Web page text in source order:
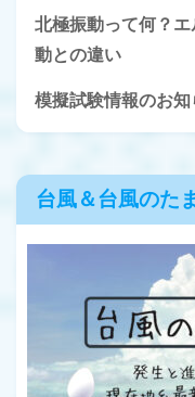
北極振動って何？
動との違い
模擬試験情報のお知
台風＆台風のた